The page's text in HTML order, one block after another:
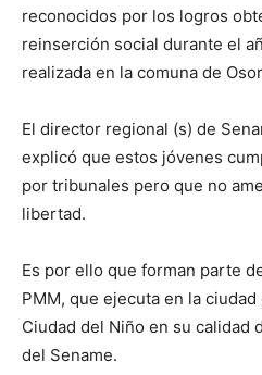
reconocidos por los logros
reinserción social durante el
realizada en la comuna de
El director regional (s) de
explicó que estos jóvenes
por tribunales pero que no
libertad.
Es por ello que forman parte
PMM, que ejecuta en la
Ciudad del Niño en su calidad
del Sename.